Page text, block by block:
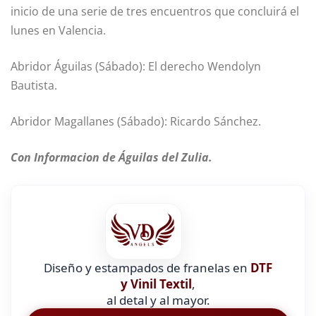
inicio de una serie de tres encuentros que concluirá el
lunes en Valencia.
Abridor Águilas (Sábado): El derecho Wendolyn
Bautista.
Abridor Magallanes (Sábado): Ricardo Sánchez.
Con Informacion de Águilas del Zulia.
Diseño y estampados de franelas en DTF
y Vinil Textil,
al detal y al mayor.